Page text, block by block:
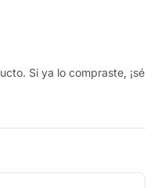
Si ya lo compraste, ¡sé